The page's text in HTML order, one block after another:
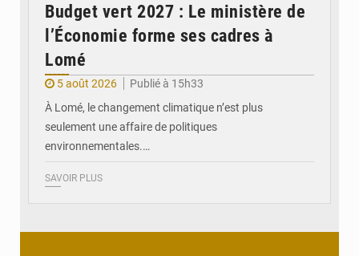
Budget vert 2027 : Le ministère de
l’Économie forme ses cadres à
Lomé
5 août 2026
Publié à 15h33
À Lomé, le changement climatique n’est plus
seulement une affaire de politiques
environnementales.…
SAVOIR PLUS